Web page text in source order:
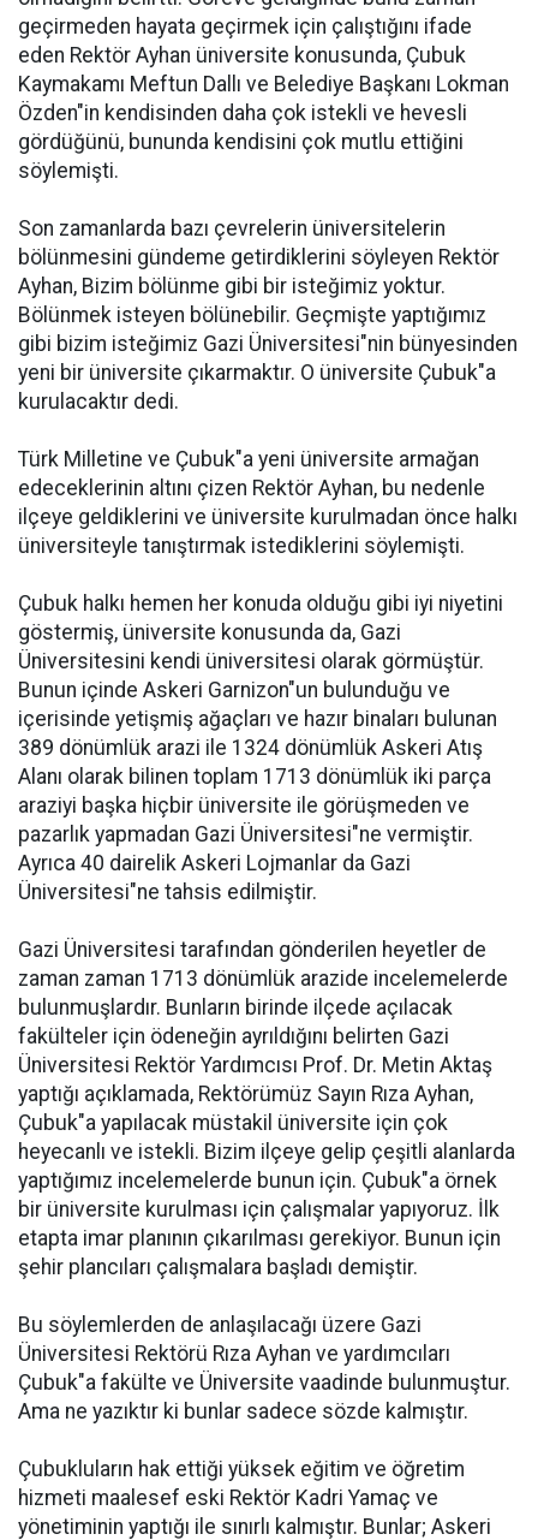
geçirmeden hayata geçirmek için çalıştığını ifade
eden Rektör Ayhan üniversite konusunda, Çubuk
Kaymakamı Meftun Dallı ve Belediye Başkanı Lokman
Özden"in kendisinden daha çok istekli ve hevesli
gördüğünü, bununda kendisini çok mutlu ettiğini
söylemişti.
Son zamanlarda bazı çevrelerin üniversitelerin
bölünmesini gündeme getirdiklerini söyleyen Rektör
Ayhan, Bizim bölünme gibi bir isteğimiz yoktur.
Bölünmek isteyen bölünebilir. Geçmişte yaptığımız
gibi bizim isteğimiz Gazi Üniversitesi"nin bünyesinden
yeni bir üniversite çıkarmaktır. O üniversite Çubuk"a
kurulacaktır dedi.
Türk Milletine ve Çubuk"a yeni üniversite armağan
edeceklerinin altını çizen Rektör Ayhan, bu nedenle
ilçeye geldiklerini ve üniversite kurulmadan önce halkı
üniversiteyle tanıştırmak istediklerini söylemişti.
Çubuk halkı hemen her konuda olduğu gibi iyi niyetini
göstermiş, üniversite konusunda da, Gazi
Üniversitesini kendi üniversitesi olarak görmüştür.
Bunun içinde Askeri Garnizon"un bulunduğu ve
içerisinde yetişmiş ağaçları ve hazır binaları bulunan
389 dönümlük arazi ile 1324 dönümlük Askeri Atış
Alanı olarak bilinen toplam 1713 dönümlük iki parça
araziyi başka hiçbir üniversite ile görüşmeden ve
pazarlık yapmadan Gazi Üniversitesi"ne vermiştir.
Ayrıca 40 dairelik Askeri Lojmanlar da Gazi
Üniversitesi"ne tahsis edilmiştir.
Gazi Üniversitesi tarafından gönderilen heyetler de
zaman zaman 1713 dönümlük arazide incelemelerde
bulunmuşlardır. Bunların birinde ilçede açılacak
fakülteler için ödeneğin ayrıldığını belirten Gazi
Üniversitesi Rektör Yardımcısı Prof. Dr. Metin Aktaş
yaptığı açıklamada, Rektörümüz Sayın Rıza Ayhan,
Çubuk"a yapılacak müstakil üniversite için çok
heyecanlı ve istekli. Bizim ilçeye gelip çeşitli alanlarda
yaptığımız incelemelerde bunun için. Çubuk"a örnek
bir üniversite kurulması için çalışmalar yapıyoruz. İlk
etapta imar planının çıkarılması gerekiyor. Bunun için
şehir plancıları çalışmalara başladı demiştir.
Bu söylemlerden de anlaşılacağı üzere Gazi
Üniversitesi Rektörü Rıza Ayhan ve yardımcıları
Çubuk"a fakülte ve Üniversite vaadinde bulunmuştur.
Ama ne yazıktır ki bunlar sadece sözde kalmıştır.
Çubukluların hak ettiği yüksek eğitim ve öğretim
hizmeti maalesef eski Rektör Kadri Yamaç ve
yönetiminin yaptığı ile sınırlı kalmıştır. Bunlar; Askeri